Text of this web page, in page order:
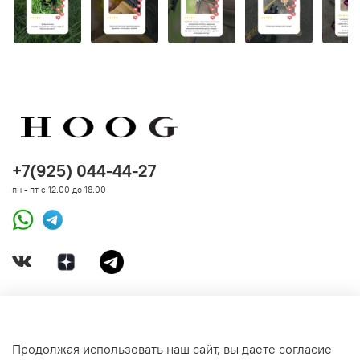
брендаZee.Dog для зарегистрированных
покупателей HOOG. В течение12 месяцевс момента
строчки и другое состояние амуниции, исключая
естественный износ и механическое вмешательство.
+7(925) 044-44-27
пн - пт с 12.00 до 18.00
Продолжая использовать наш сайт, вы даете согласие